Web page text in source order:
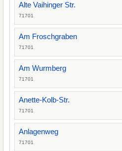
Alte Vaihinger Str.
71701
Am Froschgraben
71701
Am Wurmberg
71701
Anette-Kolb-Str.
71701
Anlagenweg
71701